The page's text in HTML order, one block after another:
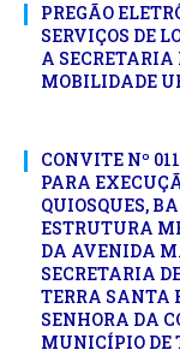
PREGÃO
SERVIÇOS DE
A
MOBILIDADE
CONVITE Nº
PARA
QUIOSQUES,
ESTRUTURA
DA AVENIDA
SECRETARIA
TERRA SANTA
SENHORA DA
MUNICÍPIO DE